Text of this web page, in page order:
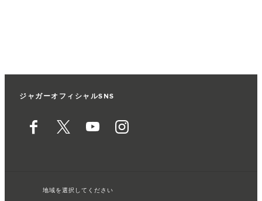
ジャガーオフィシャルSNS
地域を選択してください